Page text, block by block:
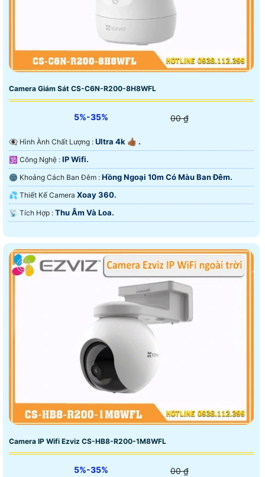
Camera Giám Sát CS-C6N-R200-8H8WFL
5%-35% 00 ₫
👁️‍🗨 Hình Ành Chất Lượng : Ultra 4k 👍🏾 .
🕉️ Công Nghệ : IP Wifi.
🌚 Khoảng Cách Ban Đêm : Hồng Ngoại 10m Có Màu Ban Ðêm.
💦 Thiết Kế Camera Xoay 360.
️📡 Tích Hợp : Thu Âm Và Loa.
Camera IP Wifi Ezviz CS-HB8-R200-1M8WFL
5%-35% 00 ₫